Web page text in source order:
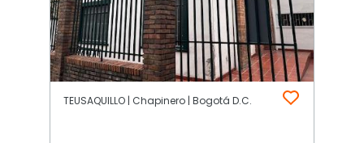
TEUSAQUILLO | Chapinero | Bogotá D.C.